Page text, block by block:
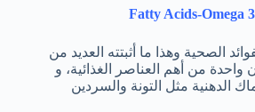
من الفوائد الصحية وهذا ما أثبتته العديد من
واحدة من أهم العناصر الغذائية، و
الدهنية مثل التونة والسردين